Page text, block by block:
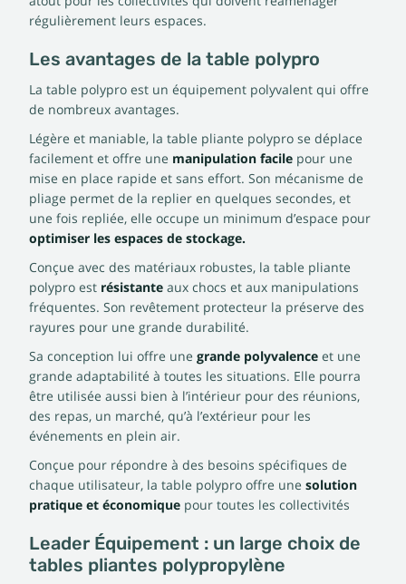
régulièrement leurs espaces.
Les avantages de la table polypro
La table polypro est un équipement polyvalent qui offre
de nombreux avantages.
Légère et maniable, la table pliante polypro se déplace
facilement et offre une manipulation facile pour une
mise en place rapide et sans effort. Son mécanisme de
pliage permet de la replier en quelques secondes, et
une fois repliée, elle occupe un minimum d’espace pour
optimiser les espaces de stockage.
Conçue avec des matériaux robustes, la table pliante
polypro est résistante aux chocs et aux manipulations
fréquentes. Son revêtement protecteur la préserve des
rayures pour une grande durabilité.
Sa conception lui offre une grande polyvalence et une
grande adaptabilité à toutes les situations. Elle pourra
être utilisée aussi bien à l’intérieur pour des réunions,
des repas, un marché, qu’à l’extérieur pour les
événements en plein air.
Conçue pour répondre à des besoins spécifiques de
chaque utilisateur, la table polypro offre une solution
pratique et économique pour toutes les collectivités
Leader Équipement : un large choix de
tables pliantes polypropylène